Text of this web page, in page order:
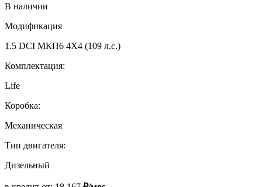
В наличии
Модификация
1.5 DCI МКП6 4Х4 (109 л.с.)
Комплектация:
Life
Коробка:
Механическая
Тип двигателя:
Дизельный